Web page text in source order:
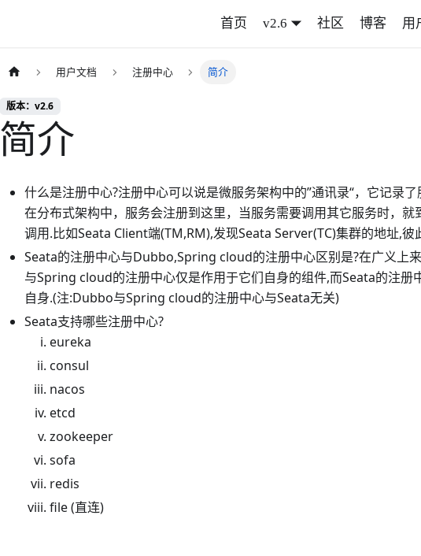
首页 v2.6 社区 博客 用
用户文档 注册中心 简介
版本：v2.6
简介
什么是注册中心?注册中心可以说是微服务架构中的”通讯录“，它记录了
在分布式架构中，服务会注册到这里，当服务需要调用其它服务时，
调用.比如Seata Client端(TM,RM),发现Seata Server(TC)集群的地址,彼
Seata的注册中心与Dubbo,Spring cloud的注册中心区别是?在广义上
与Spring cloud的注册中心仅是作用于它们自身的组件,而Seata的注册
自身.(注:Dubbo与Spring cloud的注册中心与Seata无关)
Seata支持哪些注册中心?
eureka
consul
nacos
etcd
zookeeper
sofa
redis
file (直连)